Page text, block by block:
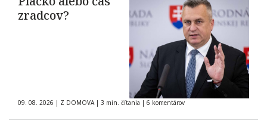
zradcov?
09. 08. 2026 | Z DOMOVA | 3 min. čítania | 6 komentárov